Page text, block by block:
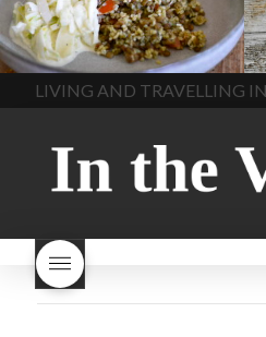
vendue cuisiner en France
cuisiner-avec-des-
ingrédients-vendus
cultures-vendues-lentilles la
cuisine au printemps la
cuisine avec les lentilles la
en vacances
lentilles vertes
lentilles vertes et boulgour
lentilles vertes-vendues les
grossir les lentilles vertes
sont-elles bonnes pour la
santé les lentilles vertes
sont-elles bonnes pour vous
In The Vendee